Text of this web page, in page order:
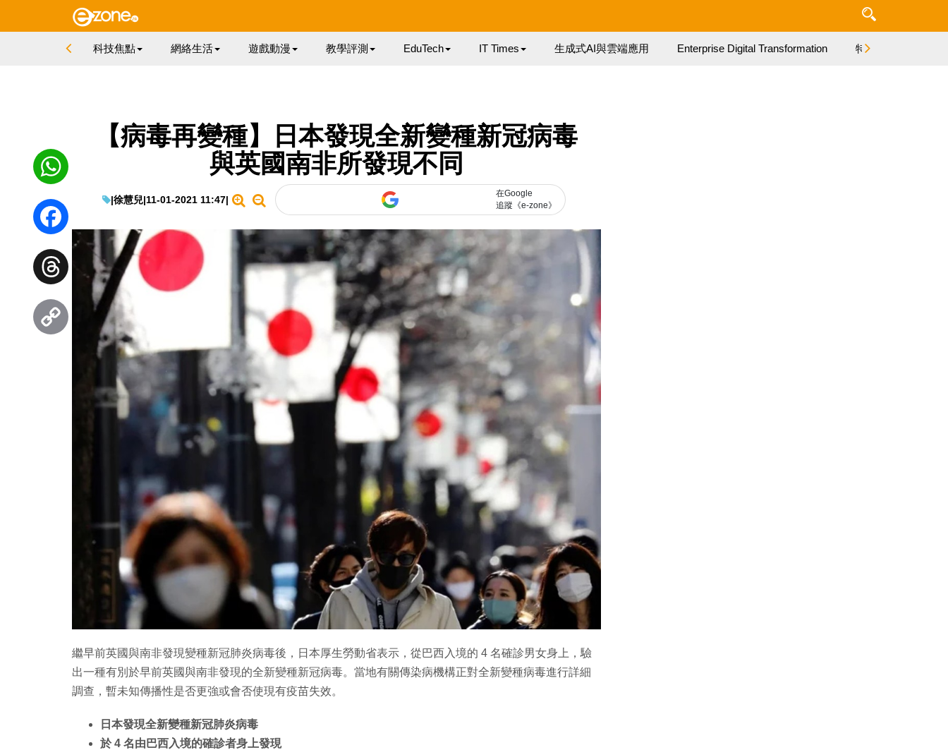
科技焦點 網絡生活 遊戲動漫 教學評測 EduTech IT Times 生成式AI與雲端應用 Enterprise Digital Transformation 特集
【病毒再變種】日本發現全新變種新冠病毒
與英國南非所發現不同
|徐慧兒|11-01-2021 11:47|
在Google
追蹤《e-zone》
繼早前英國與南非發現變種新冠肺炎病毒後，日本厚生勞動省表示，從巴西入境的 4 名確診男女身上，驗
出一種有別於早前英國與南非發現的全新變種新冠病毒。當地有關傳染病機構正對全新變種病毒進行詳細
調查，暫未知傳播性是否更強或會否使現有疫苗失效。
日本發現全新變種新冠肺炎病毒
於 4 名由巴西入境的確診者身上發現
WhatsApp
Facebook
Threads